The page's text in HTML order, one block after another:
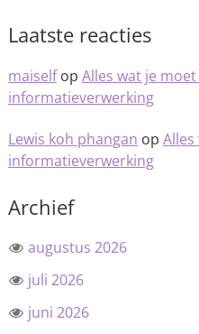
Laatste reacties
maiselfop Alles wat je
informatieverwerking
Lewis koh phangan op
informatieverwerking
Archief
augustus 2026
juli 2026
juni 2026